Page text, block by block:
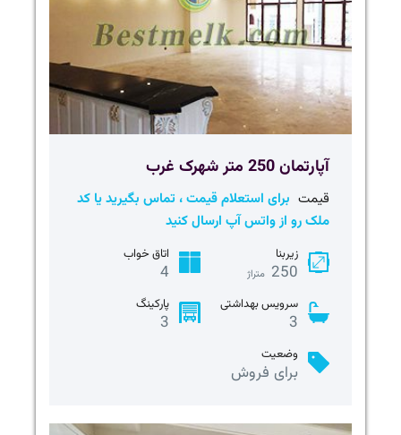
آپارتمان 250 متر شهرک غرب
قیمت برای استعلام قیمت ، تماس بگیرید یا کد
ملک رو از واتس آپ ارسال کنید
زیربنا
250 متراژ
اتاق خواب
4
سرویس بهداشتی
3
پارکینگ
3
وضعیت
برای فروش